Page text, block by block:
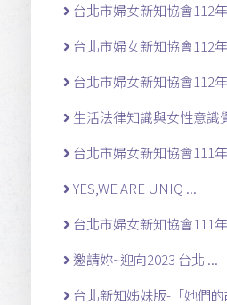
台北市婦女新知協會112
台北市婦女新知協會112
台北市婦女新知協會112
生活法律知識與女性意識
台北市婦女新知協會111
YES,WE ARE UNIQ ...
台北市婦女新知協會111
邀請妳~迎向2023 台北 ...
台北新知姊妹版-「她們